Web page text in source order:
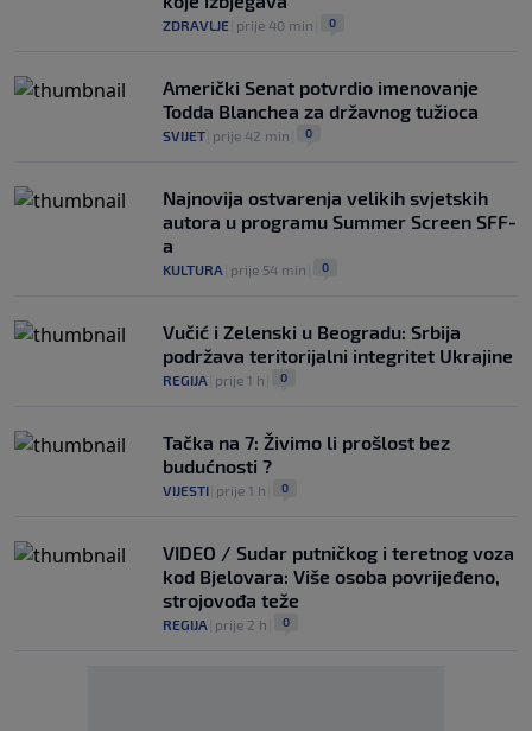
ZDRAVLJE prije 40 min 0
Američki Senat potvrdio imenovanje
Todda Blanchea za državnog tužioca
SVIJET prije 42 min 0
Najnovija ostvarenja velikih svjetskih
autora u programu Summer Screen SFF-
a
KULTURA prije 54 min 0
Vučić i Zelenski u Beogradu: Srbija
podržava teritorijalni integritet Ukrajine
REGIJA prije 1 h 0
Tačka na 7: Živimo li prošlost bez
budućnosti ?
VIJESTI prije 1 h 0
VIDEO / Sudar putničkog i teretnog voza
kod Bjelovara: Više osoba povrijeđeno,
strojovođa teže
REGIJA prije 2 h 0